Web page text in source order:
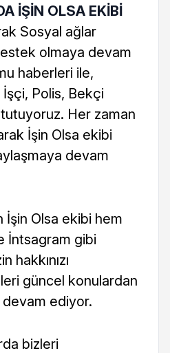
İŞİN OLSA EKİBİ
Sosyal ağlar
olmaya devam
haberleri ile,
Polis, Bekçi
tutuyoruz. Her zaman
İşin Olsa ekibi
devam
İşin Olsa ekibi hem
İntsagram gibi
hakkınızı
güncel konulardan
ediyor.
bizleri